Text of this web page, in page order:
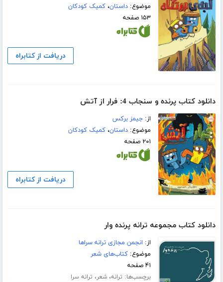
موضوع:داستان،کمیک کودکان
۱۵۳ صفحه
دریافت از کتابراه
دانلود کتاب پرنده و سنجاب 4: فرار از آتش
از:جیمز برکس
موضوع:داستان،کمیک کودکان
۲۰۱ صفحه
دریافت از کتابراه
دانلود کتاب مجموعه ترانه پرنده وار
از: انجمن مجازی ترانه سراها
موضوع:کتاب‌های شعر
۴۱ صفحه
برچسب‌ها: ترانه،شعر، ترانه سرا